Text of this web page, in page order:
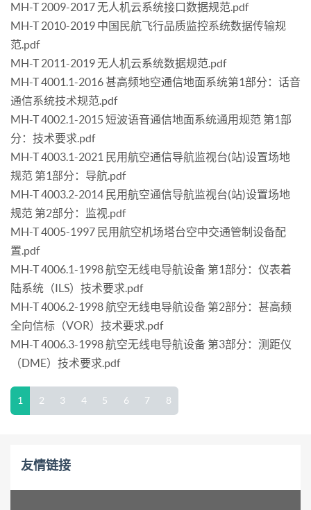
MH-T 2009-2017 无人机云系统接口数据规范.pdf
MH-T 2010-2019 中国民航飞行品质监控系统数据传输规
范.pdf
MH-T 2011-2019 无人机云系统数据规范.pdf
MH-T 4001.1-2016 甚高频地空通信地面系统第1部分：话音
通信系统技术规范.pdf
MH-T 4002.1-2015 短波语音通信地面系统通用规范 第1部
分：技术要求.pdf
MH-T 4003.1-2021 民用航空通信导航监视台(站)设置场地
规范 第1部分：导航.pdf
MH-T 4003.2-2014 民用航空通信导航监视台(站)设置场地
规范 第2部分：监视.pdf
MH-T 4005-1997 民用航空机场塔台空中交通管制设备配
置.pdf
MH-T 4006.1-1998 航空无线电导航设备 第1部分：仪表着
陆系统（ILS）技术要求.pdf
MH-T 4006.2-1998 航空无线电导航设备 第2部分：甚高频
全向信标（VOR）技术要求.pdf
MH-T 4006.3-1998 航空无线电导航设备 第3部分：测距仪
（DME）技术要求.pdf
1 2 3 4 5 6 7 8
友情链接